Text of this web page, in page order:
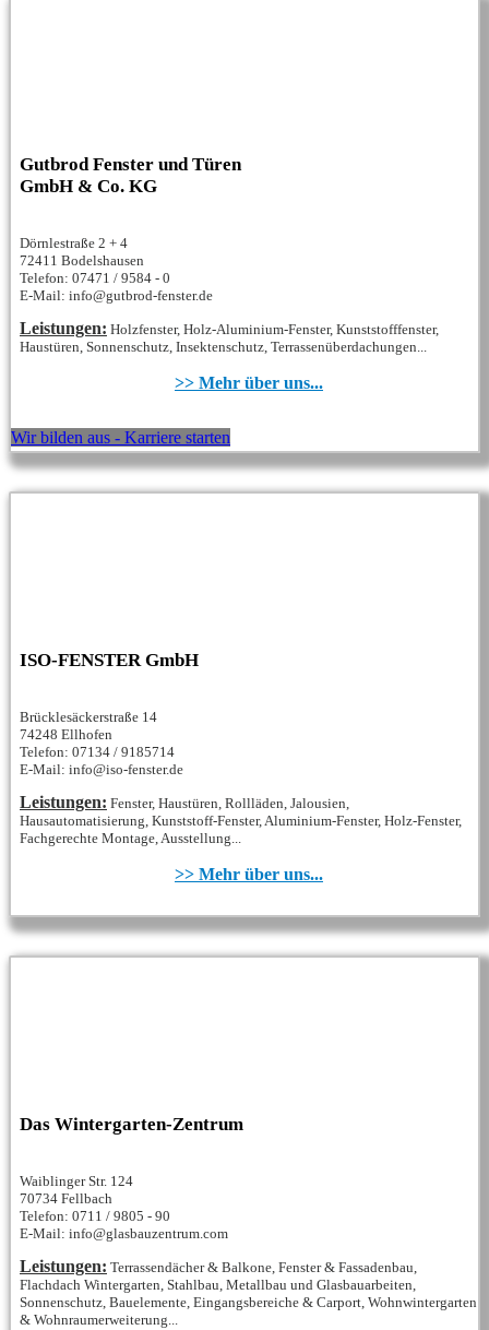
Gutbrod Fenster und Türen
GmbH & Co. KG
Dörnlestraße 2 + 4
72411 Bodelshausen
Telefon: 07471 / 9584 - 0
E-Mail: info@gutbrod-fenster.de
Leistungen: Holzfenster, Holz-Aluminium-Fenster, Kunststofffenster,
Haustüren, Sonnenschutz, Insektenschutz, Terrassenüberdachungen...
>> Mehr über uns...
Wir bilden aus - Karriere starten
ISO-FENSTER GmbH
Brücklesäckerstraße 14
74248 Ellhofen
Telefon: 07134 / 9185714
E-Mail: info@iso-fenster.de
Leistungen: Fenster, Haustüren, Rollläden, Jalousien,
Hausautomatisierung, Kunststoff-Fenster, Aluminium-Fenster, Holz-Fenster,
Fachgerechte Montage, Ausstellung...
>> Mehr über uns...
Das Wintergarten-Zentrum
Waiblinger Str. 124
70734 Fellbach
Telefon: 0711 / 9805 - 90
E-Mail: info@glasbauzentrum.com
Leistungen: Terrassendächer & Balkone, Fenster & Fassadenbau,
Flachdach Wintergarten, Stahlbau, Metallbau und Glasbauarbeiten,
Sonnenschutz, Bauelemente, Eingangsbereiche & Carport, Wohnwintergarten
& Wohnraumerweiterung...